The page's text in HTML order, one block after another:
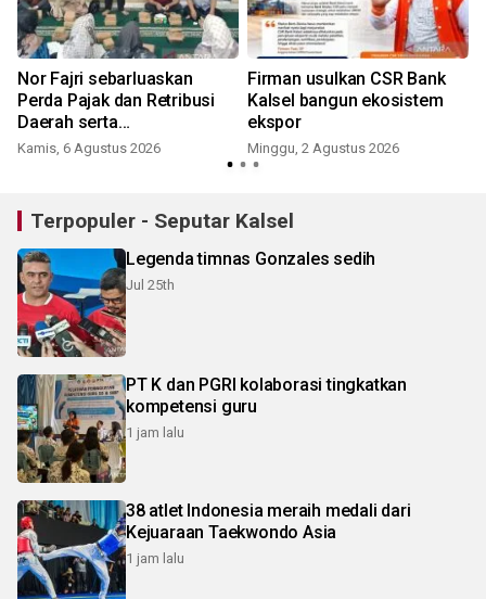
Nor Fajri sebarluaskan
Perda Pajak dan Retribusi
Daerah serta
Penyelenggaraan
Kamis, 6 Agustus 2026
Firman usulkan CSR Bank
Kalsel bangun ekosistem
ekspor
Minggu, 2 Agustus 2026
Terpopuler - Seputar Kalsel
Legenda timnas Gonzales sedih
Jul 25th
PT K dan PGRI kolaborasi tingkatkan
kompetensi guru
1 jam lalu
38 atlet Indonesia meraih medali dari
Kejuaraan Taekwondo Asia
1 jam lalu